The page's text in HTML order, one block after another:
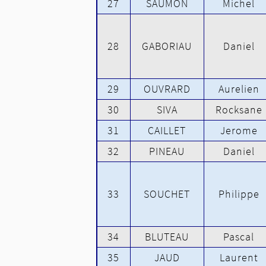
27 SAUMON Michel
28 GABORIAU Daniel
29 OUVRARD
Aurelien
30
SIVA
Rocksane
31
CAILLET
Jerome
32
PINEAU Daniel
33 SOUCHET Philippe
34 BLUTEAU
Pascal
35
JAUD Laurent